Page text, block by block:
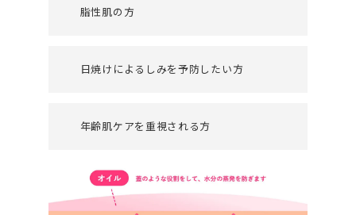
脂性肌の方
日焼けによるしみを予防したい方
年齢肌ケアを重視される方